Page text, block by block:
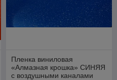
Пленка виниловая
«Алмазная крошка» СИНЯЯ
с воздушными каналами